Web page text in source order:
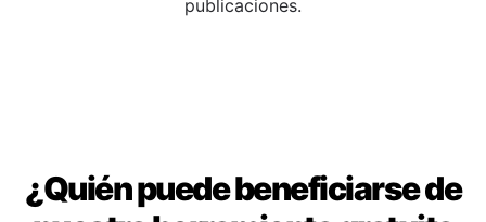
ventana de salida. Una vez que estés satisfecho, copia